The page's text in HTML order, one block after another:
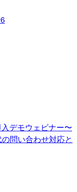
デモウェビナー〜
問い合わせ対応と